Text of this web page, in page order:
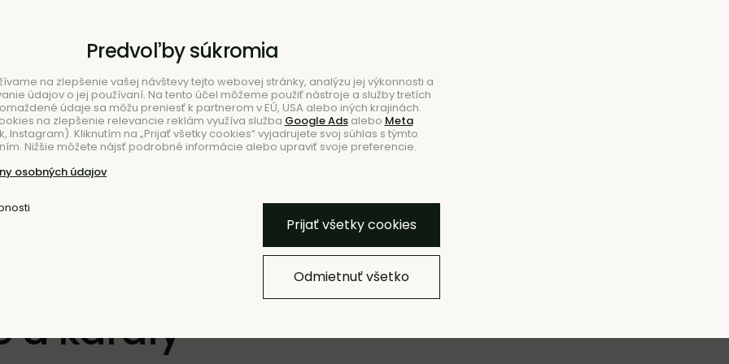
Hľadať
NOVINKY
a karafy
Predvoľby súkromia
na zlepšenie vašej návštevy tejto webovej stránky, analýzu jej výkonnosti a
údajov o jej používaní. Na tento účel môžeme použiť nástroje a služby tretích
údaje sa môžu preniesť k partnerom v EÚ, USA alebo iných krajinách.
na zlepšenie relevancie reklám využíva služba Google Adsalebo Meta
Instagram). Kliknutím na „Prijať všetky cookies“ vyjadrujete svoj súhlas s týmto
Nižšie môžete nájsť podrobné informácie alebo upraviť svoje preferencie.
osobných údajov
Prijať všetky cookies
Odmietnuť všetko